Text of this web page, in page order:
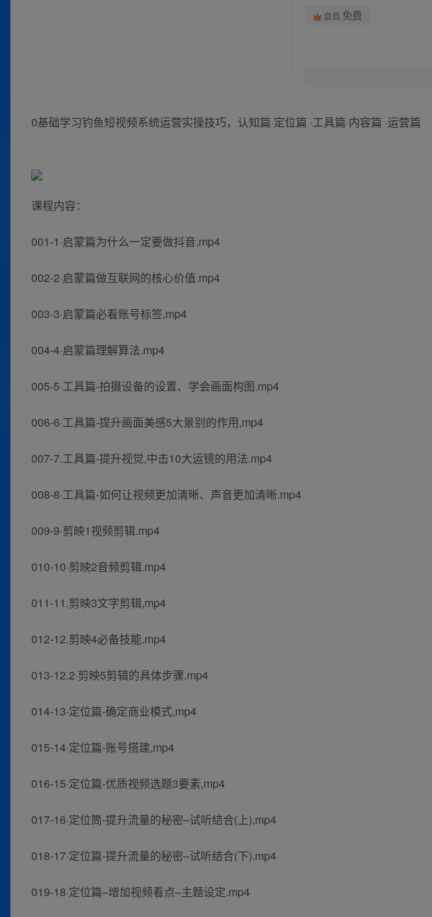
会员 免费
0基础学习钓鱼短视频系统运营实操技巧，认知篇·定位篇 ·工具篇·内容篇 ·运营篇
课程内容：
001-1·启蒙篇为什么一定要做抖音,mp4
002-2·启蒙篇做互联网的核心价值.mp4
003-3·启蒙篇必看账号标签,mp4
004-4·启蒙篇理解算法.mp4
005-5·工具篇-拍摄设备的设置、学会画面构图.mp4
006-6·工具篇-提升画面美感5大景别的作用,mp4
007-7.工具篇-提升视觉,中击10大运镜的用法.mp4
008-8·工具篇-如何让视频更加清晰、声音更加清晰.mp4
009-9·剪映1视频剪辑.mp4
010-10·剪映2音频剪辑.mp4
011-11.剪映3文字剪辑,mp4
012-12.剪映4必备技能.mp4
013-12.2·剪映5剪辑的具体步骤.mp4
014-13·定位篇-确定商业模式,mp4
015-14·定位篇-账号搭建,mp4
016-15·定位篇-优质视频选题3要素,mp4
017-16·定位筒-提升流量的秘密–试听结合(上),mp4
018-17·定位篇-提升流量的秘密–试听结合(下).mp4
019-18·定位篇–增加视频看点–主题设定.mp4